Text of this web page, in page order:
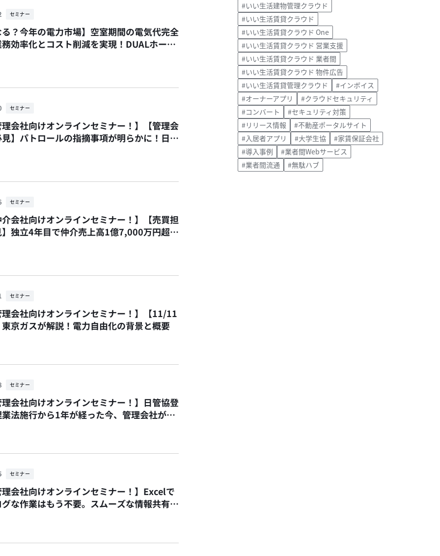
セミナー
？今年の電力市場】空室期間の電気代完全
効率化とコスト削減を実現！DUALホール
セミナー
会社向けオンラインセミナー！】【管理会
】パトロールの指摘事項が明らかに！日管
セミナー
会社向けオンラインセミナー！】【売買担
独立4年目で仲介売上高1億7,000万円超を
セミナー
会社向けオンラインセミナー！】【11/11
京ガスが解説！電力自由化の背景と概要
セミナー
会社向けオンラインセミナー！】日管協登
法施行から1年が経った今、管理会社が守
セミナー
会社向けオンラインセミナー！】Excelで
な作業はもう不要。スムーズな情報共有と
#いい生活建物管理クラウド
#いい生活賃貸クラウド
#いい生活賃貸クラウド One
#いい生活賃貸クラウド 営業支援
#いい生活賃貸クラウド 業者間
#いい生活賃貸クラウド 物件広告
#いい生活賃貸管理クラウド
#インボイス
#オーナーアプリ
#クラウドセキュリティ
#コンバート
#セキュリティ対策
#リリース情報
#不動産ポータルサイト
#入居者アプリ
#大学生協
#家賃保証会社
#導入事例
#業者間Webサービス
#業者間流通
#無駄ハブ